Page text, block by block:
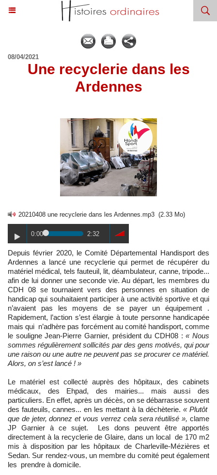
08/04/2021
Une recyclerie dans les
Ardennes
20210408 une recyclerie dans les Ardennes.mp3 (2.33 Mo)
0:00 2:32
Depuis février 2020, le Comité Départemental Handisport des
Ardennes a lancé une recyclerie qui permet de récupérer du
matériel médical, tels fauteuil, lit, déambulateur, canne, tripode...
afin de lui donner une seconde vie. Au départ, les membres du
CDH 08 se tournaient vers des personnes en situation de
handicap qui souhaitaient participer à une activité sportive et qui
n’avaient pas les moyens de se payer un équipement .
Rapidement, l’action s’est élargie à toute personne handicapée
mais qui n’adhère pas forcément au comité handisport, comme
le souligne Jean-Pierre Garnier, président du CDH08 :« Nous
sommes régulièrement sollicités par des gens motivés, qui pour
une raison ou une autre ne peuvent pas se procurer ce matériel.
Alors, on s’est lancé ! »
Le matériel est collecté auprès des hôpitaux, des cabinets
médicaux, des Ehpad, des mairies... mais aussi des
particuliers. En effet, après un décès, on se débarrasse souvent
des fauteuils, cannes... en les mettant à la déchèterie. « Plutôt
que de jeter, donnez et vous verrez cela sera réutilisé », clame
JP Garnier à ce sujet. Les dons peuvent être apportés
directement à la recyclerie de Glaire, dans un local de 170 m2
mis à disposition par les hôpitaux de Charleville-Mézières et
Sedan. Sur rendez-vous, un membre du comité peut également
les prendre à domicile.